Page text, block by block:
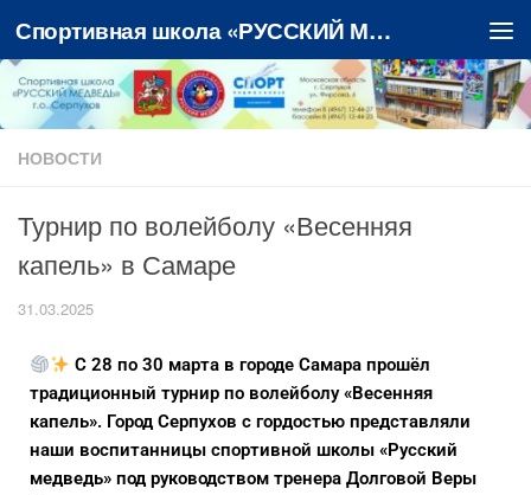
Перейти к содержимому Спортивная школа «РУССКИЙ МЕДВЕДЬ»
НОВОСТИ
Турнир по волейболу «Весенняя
капель» в Самаре
31.03.2025
С 28 по 30 марта в городе Самара прошёл
традиционный турнир по волейболу «Весенняя
капель». Город Серпухов с гордостью представляли
наши воспитанницы спортивной школы «Русский
медведь» под руководством тренера Долговой Веры